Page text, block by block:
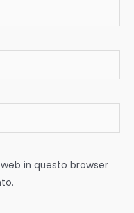
in questo browser